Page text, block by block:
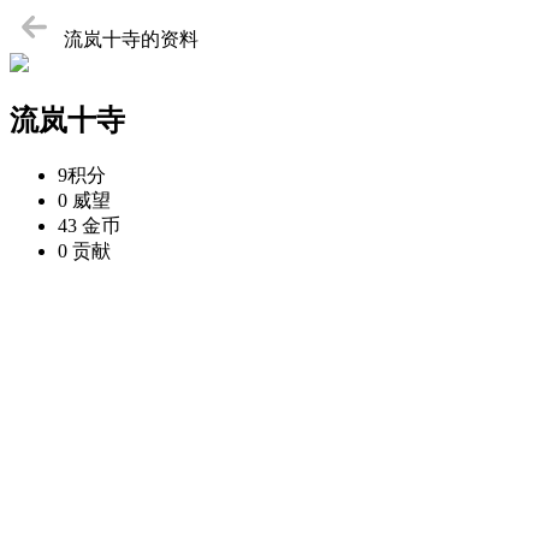
流岚十寺的资料
流岚十寺
9积分
0 威望
43 金币
0 贡献